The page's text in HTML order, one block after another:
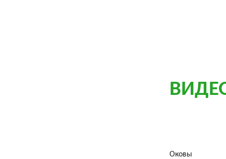
Оковы